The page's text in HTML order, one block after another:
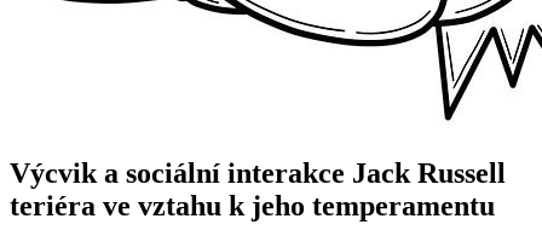
Výcvik a sociální interakce Jack Russell
teriéra ve vztahu k jeho temperamentu